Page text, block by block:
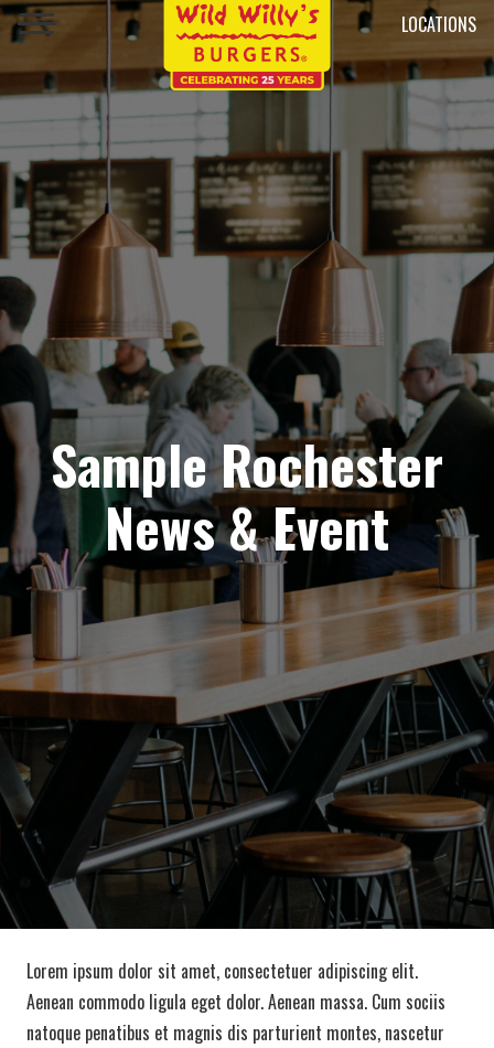
LOCATIONS
Sample Rochester
News & Event
Lorem ipsum dolor sit amet, consectetuer adipiscing elit.
Aenean commodo ligula eget dolor. Aenean massa. Cum sociis
natoque penatibus et magnis dis parturient montes, nascetur